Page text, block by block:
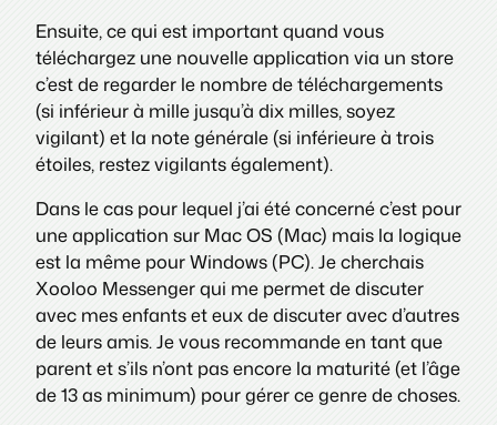
Ensuite, ce qui est important quand vous
téléchargez une nouvelle application via un store
c’est de regarder le nombre de téléchargements
(si inférieur à mille jusqu’à dix milles, soyez
vigilant) et la note générale (si inférieure à trois
étoiles, restez vigilants également).
Dans le cas pour lequel j’ai été concerné c’est pour
une application sur Mac OS (Mac) mais la logique
est la même pour Windows (PC). Je cherchais
Xooloo Messenger qui me permet de discuter
avec mes enfants et eux de discuter avec d’autres
de leurs amis. Je vous recommande en tant que
parent et s’ils n’ont pas encore la maturité (et l’âge
de 13 as minimum) pour gérer ce genre de choses.